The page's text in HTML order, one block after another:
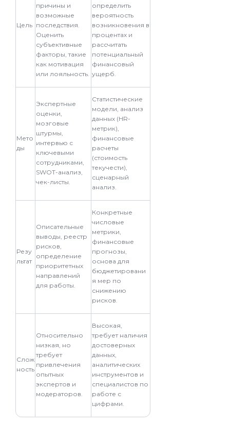
Цель
причины и
возможные
последствия.
Оценить
субъективные
факторы, такие
как мотивация
или лояльность.
определить
вероятность
возникновения в
процентах и
рассчитать
потенциальный
финансовый
ущерб.
Мето
ды
Экспертные
оценки,
мозговые
штурмы,
интервью с
ключевыми
сотрудниками,
SWOT-анализ,
чек-листы.
Статистические
модели, анализ
данных (HR-
метрик),
финансовые
расчеты
(стоимость
текучести),
сценарный
анализ.
Резу
льтат
Описательные
выводы, реестр
рисков,
определение
приоритетных
направлений
для работы.
Конкретные
числовые
метрики,
финансовые
прогнозы,
основа для
бюджетировани
я мер по
снижению
рисков.
Слож
ность
Относительно
низкая, но
требует
привлечения
опытных
экспертов и
модераторов.
Высокая,
требует наличия
достоверных
данных,
аналитических
инструментов и
специалистов по
работе с
цифрами.